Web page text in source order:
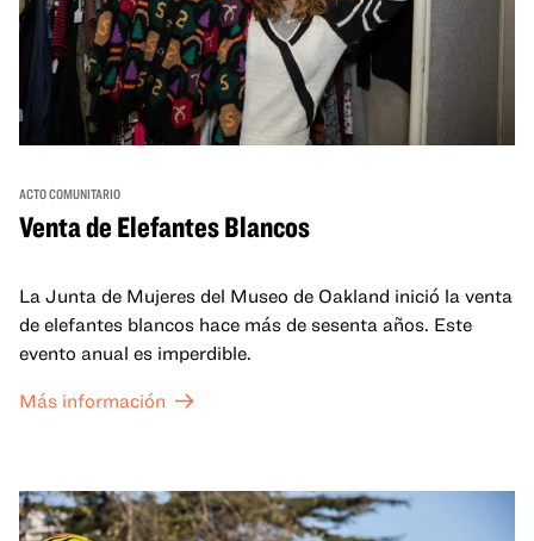
ACTO COMUNITARIO
Venta de Elefantes Blancos
La Junta de Mujeres del Museo de Oakland inició la venta
de elefantes blancos hace más de sesenta años. Este
evento anual es imperdible.
Más información